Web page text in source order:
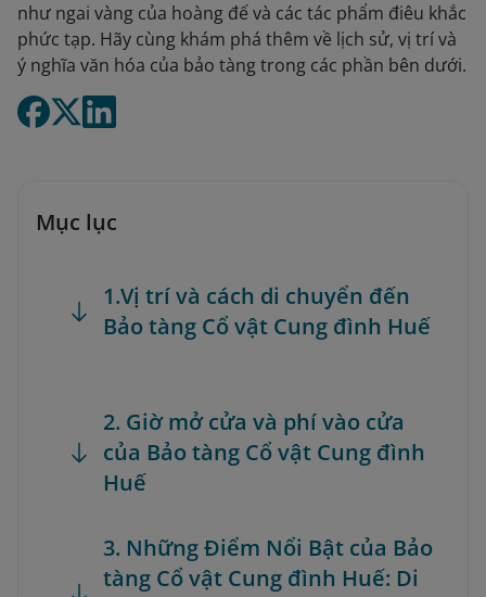
như ngai vàng của hoàng đế và các tác phẩm điêu khắc
phức tạp. Hãy cùng khám phá thêm về lịch sử, vị trí và
ý nghĩa văn hóa của bảo tàng trong các phần bên dưới.
Mục lục
1.Vị trí và cách di chuyển đến
Bảo tàng Cổ vật Cung đình Huế
2. Giờ mở cửa và phí vào cửa
của Bảo tàng Cổ vật Cung đình
Huế
3. Những Điểm Nổi Bật của Bảo
tàng Cổ vật Cung đình Huế: Di